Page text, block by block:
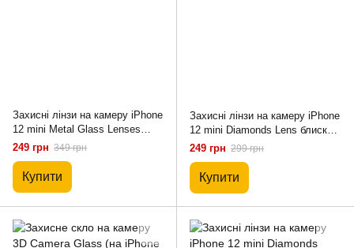
Захисні лінзи на камеру iPhone
12 mini Metal Glass Lenses
Black
249 грн 349 грн
Купити
Захисні лінзи на камеру iPhone
12 mini Diamonds Lens блискучі
Dark Green
249 грн 299 грн
Купити